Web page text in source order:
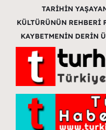
TARİHİN
KÜLTÜRÜNÜN REHBERİ
KAYBETMENİN DERİN